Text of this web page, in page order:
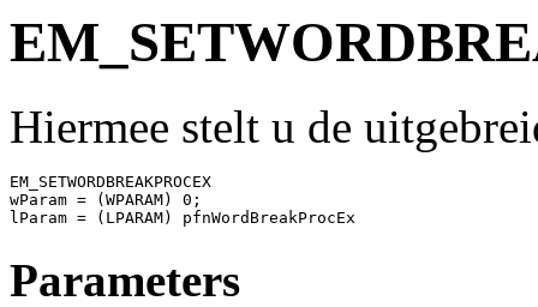
Hiermee stelt u de
EM_SETWORDBREAKPROCEX
wParam = (WPARAM) 0;
Parameters